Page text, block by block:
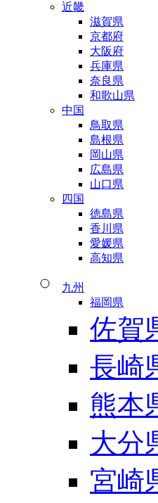
近畿
滋賀県
京都府
大阪府
兵庫県
奈良県
和歌山県
中国
鳥取県
島根県
岡山県
広島県
山口県
四国
徳島県
香川県
愛媛県
高知県
九州
福岡県
佐賀
長崎
熊本
大分
宮崎